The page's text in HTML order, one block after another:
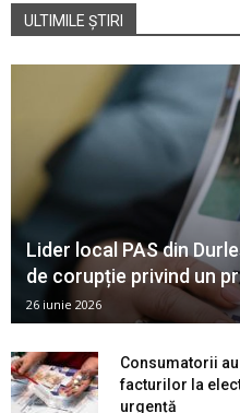
ULTIMILE ȘTIRI
Lider local PAS din
de corupție privind un
26 iunie 2026
Consumatorii
facturilor la
urgență